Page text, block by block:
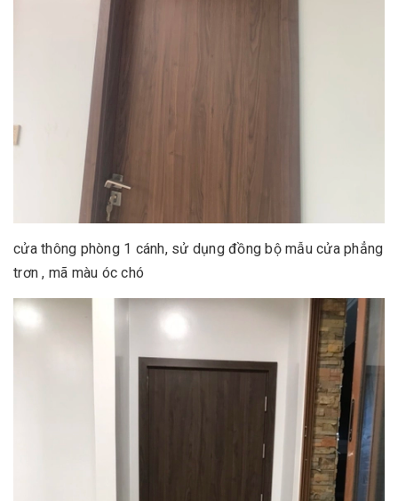
cửa thông phòng 1 cánh, sử dụng đồng bộ mẫu cửa phẳng
trơn , mã màu óc chó